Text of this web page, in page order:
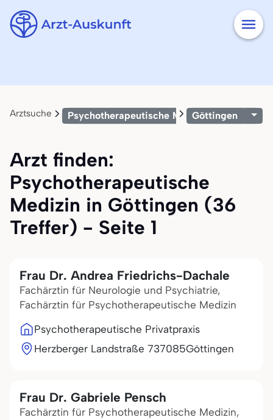
Arztsuche Psychotherapeutische MedizinGöttingen
Arzt finden:
Psychotherapeutische
Medizin in Göttingen (36
Treffer) - Seite 1
Frau Dr. Andrea Friedrichs-Dachale
Fachärztin für Neurologie und Psychiatrie,
Fachärztin für Psychotherapeutische Medizin
Psychotherapeutische Privatpraxis
Herzberger Landstraße 737085Göttingen
Frau Dr. Gabriele Pensch
Fachärztin für Psychotherapeutische Medizin,